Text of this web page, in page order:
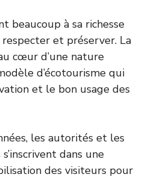
beaucoup à sa richesse
et préserver. La
cœur d’une nature
d’écotourisme qui
et le bon usage des
les autorités et les
dans une
des visiteurs pour